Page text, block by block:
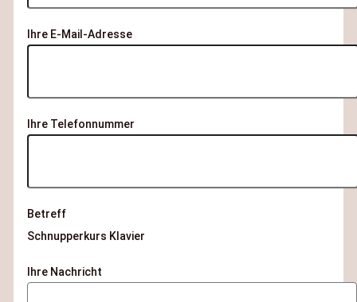
Ihre E-Mail-Adresse
Ihre Telefonnummer
Betreff
Schnupperkurs Klavier
Ihre Nachricht